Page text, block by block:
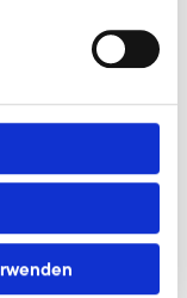
当期限内，最迟为
在前述检查期限
交付已被接受。
有任何缺陷，依莱
更换。
认的缺陷材料应当
克罗；要么按照依
予以销毁。若依莱
有缺陷的材料并